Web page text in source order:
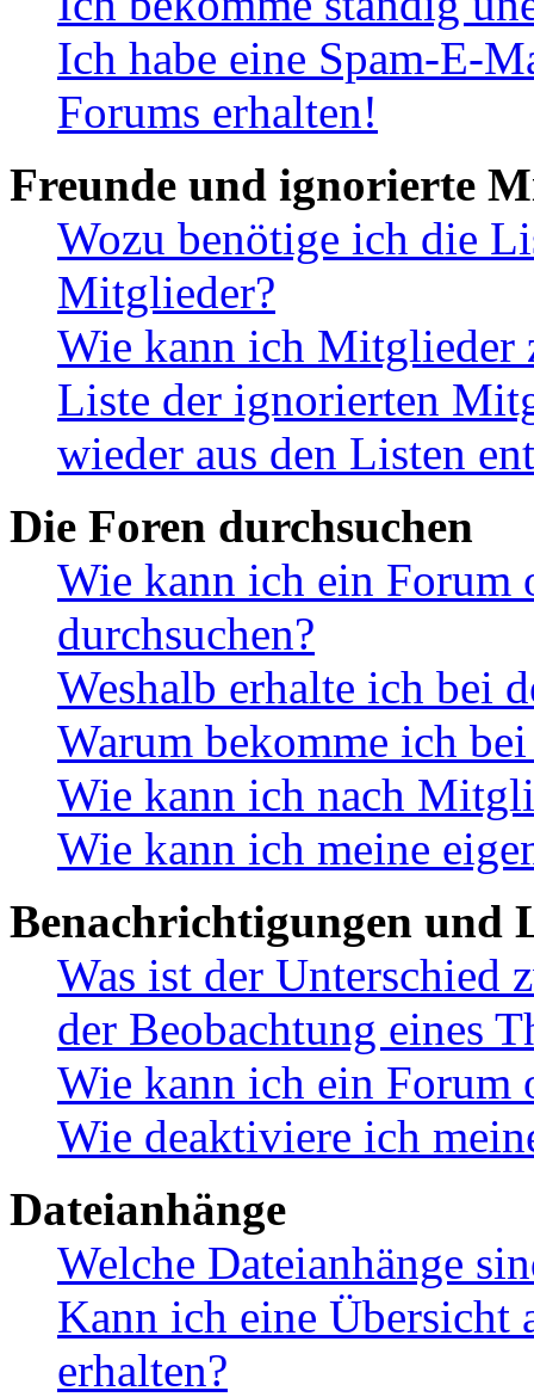
Ich habe eine Spam-E-
Forums erhalten!
Freunde und ignorierte
Wozu benötige ich die
Mitglieder?
Wie kann ich Mitglieder
Liste der ignorierten
wieder aus den Listen
Die Foren durchsuchen
Wie kann ich ein Forum
durchsuchen?
Weshalb erhalte ich bei
Warum bekomme ich
Wie kann ich nach
Wie kann ich meine
Benachrichtigungen und
Was ist der Unterschied
der Beobachtung eines
Wie kann ich ein Forum
Wie deaktiviere ich
Dateianhänge
Welche Dateianhänge
Kann ich eine Übersicht
erhalten?